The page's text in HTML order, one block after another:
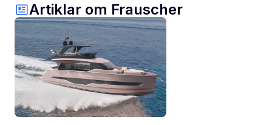
Artiklar om Frauscher